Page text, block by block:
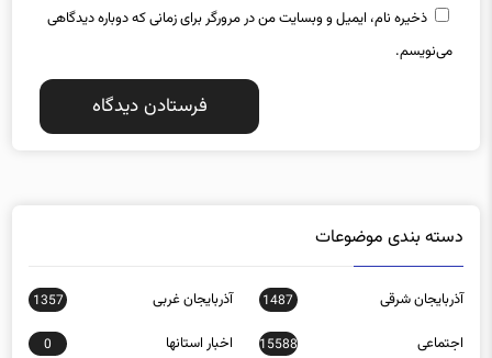
ذخیره نام، ایمیل و وبسایت من در مرورگر برای زمانی که دوباره دیدگاهی
می‌نویسم.
دسته بندی موضوعات
آذربایجان شرقی 1487 آذربایجان غربی 1357
اجتماعی 15588 اخبار استانها 0